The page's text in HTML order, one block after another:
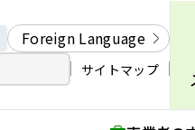
Foreign Language
サイトマップ